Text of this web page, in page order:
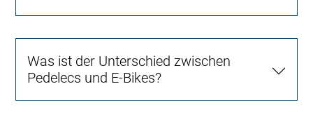
Was ist der Unterschied zwischen
Pedelecs und E-Bikes?